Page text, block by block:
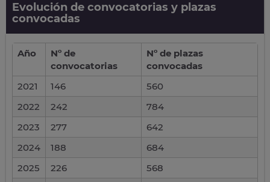
Evolución de convocatorias y plazas
convocadas
Año
Nº de
convocatorias
Nº de plazas
convocadas
2021
146
560
2022
242
784
2023
277
642
2024
188
684
2025
226
568